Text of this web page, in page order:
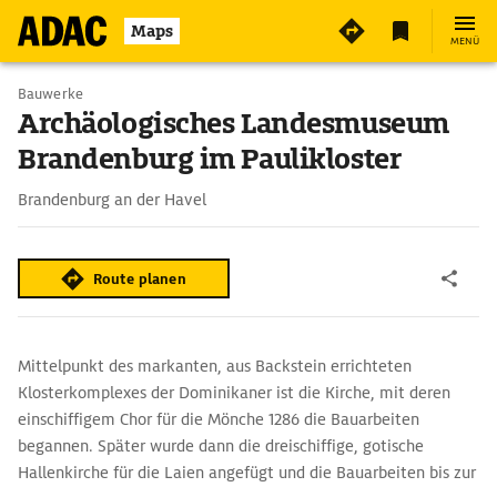
Maps MENÜ
Bauwerke
Archäologisches Landesmuseum
Brandenburg im Paulikloster
Brandenburg an der Havel
Route planen
Mittelpunkt des markanten, aus Backstein errichteten
Klosterkomplexes der Dominikaner ist die Kirche, mit deren
einschiffigem Chor für die Mönche 1286 die Bauarbeiten
begannen. Später wurde dann die dreischiffige, gotische
Hallenkirche für die Laien angefügt und die Bauarbeiten bis zur